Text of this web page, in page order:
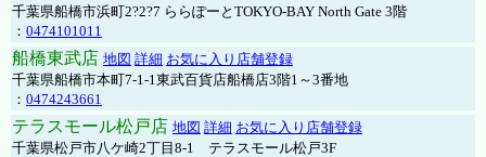
千葉県船橋市浜町2?2?7 ららぽーとTOKYO-BAY North Gate 3階
： 0474101011
船橋東武店 地図 詳細 お気に入り店舗登録
千葉県船橋市本町7-1-1東武百貨店船橋店3階1～3番地
： 0474243661
テラスモール松戸店 地図 詳細 お気に入り店舗登録
千葉県松戸市八ケ崎2丁目8-1 テラスモール松戸3F